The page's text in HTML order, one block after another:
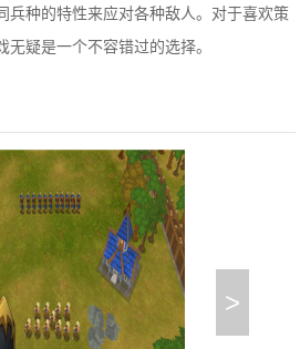
兵种的特性来应对各种敌人。对于喜欢策
疑是一个不容错过的选择。
>